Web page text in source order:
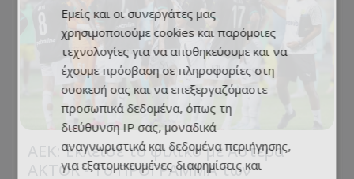
ΑΕΚ: Έκλεισε το φιλικό με Αστέρα
AKTOR - Το ΠΡΟΓΡΑΜΜΑ των
Εμείς και οι συνεργάτες μας
χρησιμοποιούμε cookies και παρόμοιες
τεχνολογίες για να αποθηκεύουμε και να
έχουμε πρόσβαση σε πληροφορίες στη
συσκευή σας και να επεξεργαζόμαστε
προσωπικά δεδομένα, όπως τη
διεύθυνση IP σας, μοναδικά
αναγνωριστικά και δεδομένα περιήγησης,
για εξατομικευμένες διαφημίσεις και